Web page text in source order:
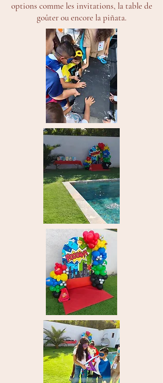
options comme les invitations, la table de
goûter ou encore la piñata.